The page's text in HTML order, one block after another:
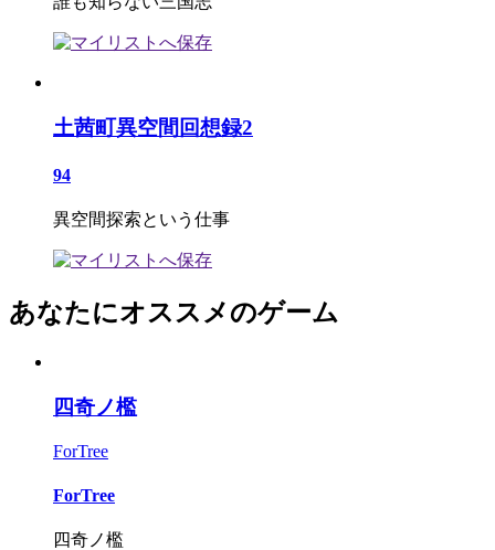
土茜町異空間回想録2
94
異空間探索という仕事
あなたにオススメのゲーム
四奇ノ檻
ForTree
ForTree
四奇ノ檻